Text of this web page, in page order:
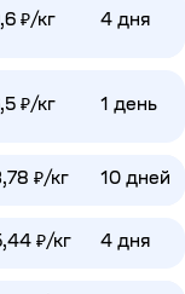
₽/кг 4 дня
₽/кг 1 день
₽/кг 10 дней
₽/кг 4 дня